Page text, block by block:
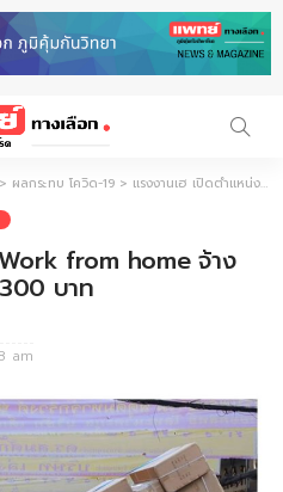
> ผลกระทบ โควิด-19 > แรงงานเฮ เปิดตำแหน่ง Work from home จ้างระยะสั้น 45 วัน รับวันละ 300 บาท
from home จ้าง
บาท
am